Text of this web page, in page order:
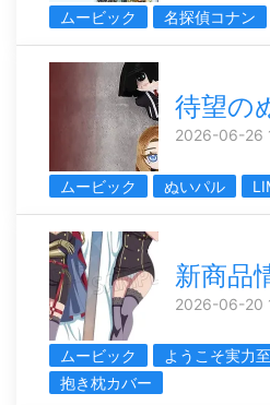
ムービック
名探偵コナン
待望の
2026-06-26
ムービック ぬいパル
新商品
2026-06-20
ムービック
ようこそ実力
抱き枕カバー